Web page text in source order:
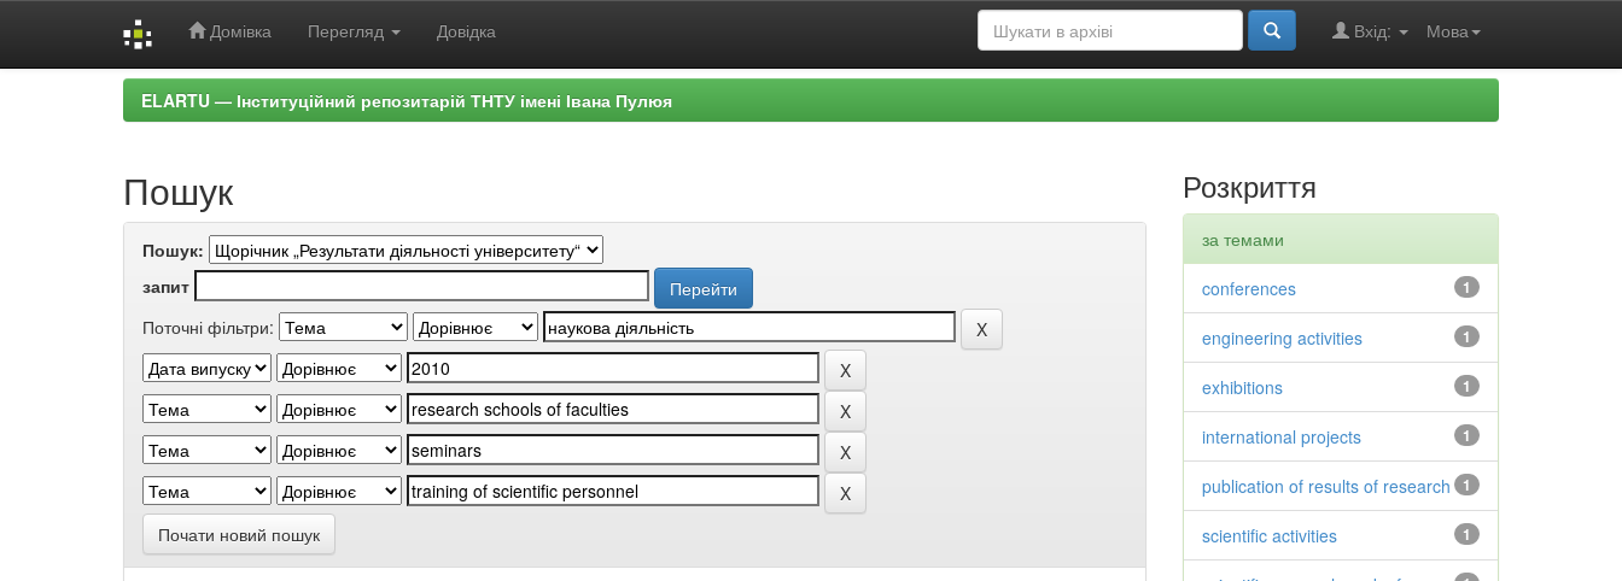
Домівка Перегляд Довідка Мова
Вхід:
ELARTU — Інституційний репозитарій ТНТУ імені Івана Пулюя
Пошук
Пошук:
запит
Поточні фільтри:
Почати новий пошук
Розкриття
за темами
1
conferences
1
engineering activities
1
exhibitions
1
international projects
1
publication of results of research
1
scientific activities